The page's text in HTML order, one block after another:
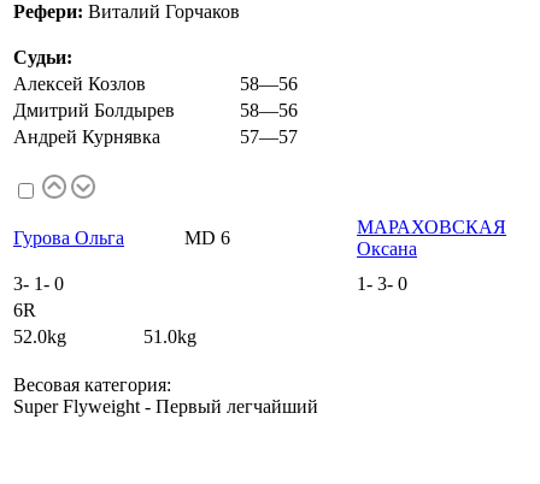
Рефери: Виталий Горчаков
Судьи:
Алексей Козлов
58—56
Дмитрий Болдырев
58—56
Андрей Курнявка
57—57
Гурова Ольга MD 6
МАРАХОВСКАЯ
Оксана
3- 1- 0 1- 3- 0
6R
52.0kg 51.0kg
Весовая категория:
Super Flyweight - Первый легчайший